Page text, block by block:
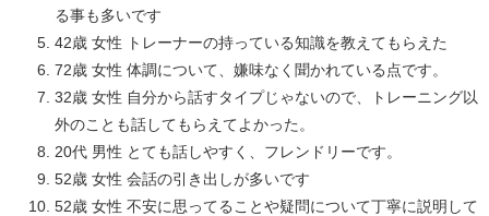
る事も多いです
42歳 女性 トレーナーの持っている知識を教えてもらえた
72歳 女性 体調について、嫌味なく聞かれている点です。
32歳 女性 自分から話すタイプじゃないので、トレーニング以
外のことも話してもらえてよかった。
20代 男性 とても話しやすく、フレンドリーです。
52歳 女性 会話の引き出しが多いです
52歳 女性 不安に思ってることや疑問について丁寧に説明して